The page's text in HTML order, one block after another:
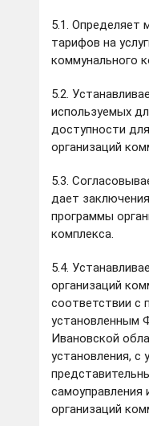
5.1. Определяет
тарифов на
коммунального
5.2.
используемых
доступности
организаций
5.3.
дает
программы
комплекса.
5.4.
организаций
соответствии с
установленным
Ивановской
установления, с
самоуправления
организаций